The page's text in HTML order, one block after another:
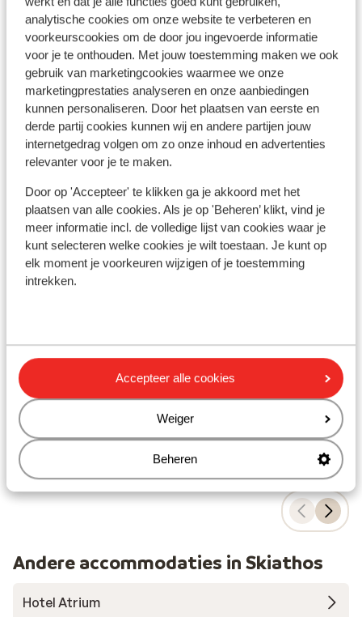
analytische cookies om onze website te verbeteren en
voorkeurscookies om de door jou ingevoerde informatie
voor je te onthouden. Met jouw toestemming maken we ook
gebruik van marketingcookies waarmee we onze
marketingprestaties analyseren en onze aanbiedingen
kunnen personaliseren. Door het plaatsen van eerste en
derde partij cookies kunnen wij en andere partijen jouw
internetgedrag volgen om zo onze inhoud en advertenties
relevanter voor je te maken.
Door op 'Accepteer' te klikken ga je akkoord met het
plaatsen van alle cookies. Als je op 'Beheren’ klikt, vind je
meer informatie incl. de volledige lijst van cookies waar je
kunt selecteren welke cookies je wilt toestaan. Je kunt op
elk moment je voorkeuren wijzigen of je toestemming
intrekken.
Accepteer alle cookies
Weiger
Beheren
7.8 Goed
Kouros Home & Suites - adults
only
Design hotel met authentieke twist
Lopend naar het leuke centrum
Gezellige bars en tavernes in de buurt
Wo 30 Sep. - Ma 5 Okt.
Bekijk
Andere accommodaties in Skiathos
Hotel Atrium